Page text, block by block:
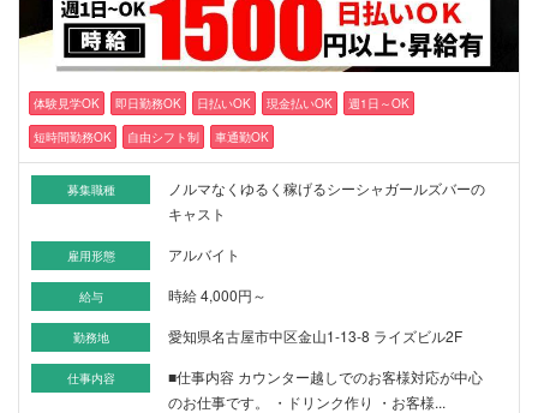
体験見学OK 即日勤務OK 日払いOK 現金払いOK
週1日～OK
短時間勤務OK
自由シフト制 車通勤OK
募集職種
ノルマなくゆるく稼げるシーシャガールズバーの
キャスト
雇用形態 アルバイト
給与 時給 4,000円～
勤務地 愛知県名古屋市中区金山1-13-8 ライズビル2F
仕事内容
■仕事内容 カウンター越しでのお客様対応が中心
のお仕事です。 ・ドリンク作り ・お客様...